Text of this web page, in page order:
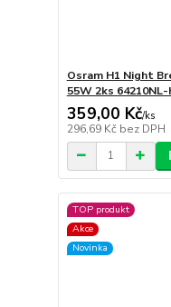
Osram H1 Night
55W 2ks 64210NL-
359,00 Kč/ks
296,69 Kč bez DPH
TOP produkt
Akce
Novinka